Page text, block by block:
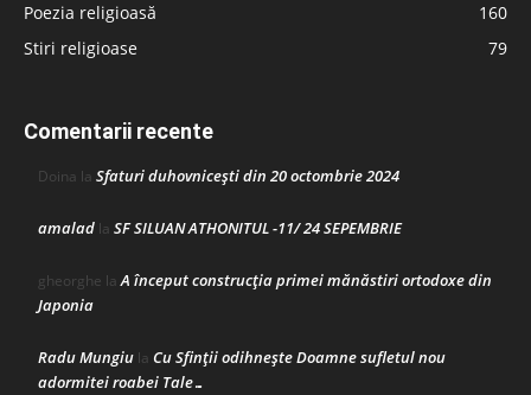
Poezia religioasă
160
Stiri religioase
79
Comentarii recente
Doina la Sfaturi duhovnicești din 20 octombrie 2024
amalad la SF SILUAN ATHONITUL -11/ 24 SEPEMBRIE
gheorghe laA început construcţia primei mănăstiri ortodoxe din
Japonia
Radu Mungiu la Cu Sfinții odihnește Doamne sufletul nou
adormitei roabei Tale…